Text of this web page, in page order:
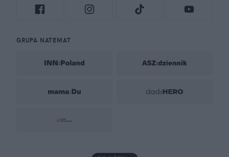
GRUPA NATEMAT